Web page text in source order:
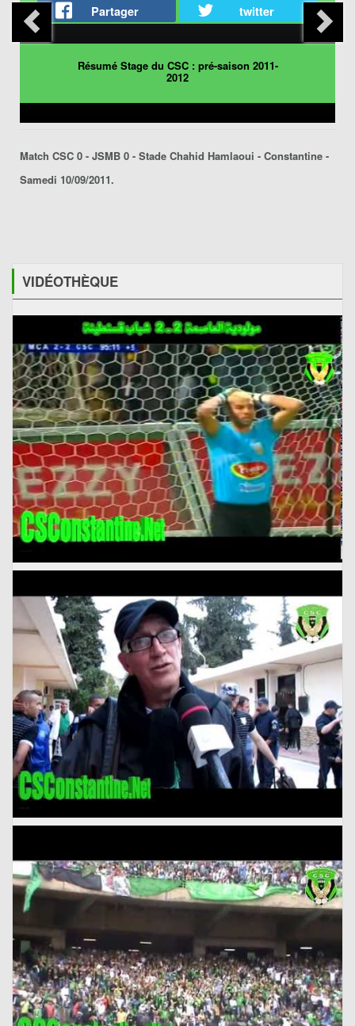
Partager twitter
Résumé Stage du CSC : pré-saison 2011-
2012
Match CSC 0 - JSMB 0 - Stade Chahid Hamlaoui - Constantine -
Samedi 10/09/2011.
VIDÉOTHÈQUE